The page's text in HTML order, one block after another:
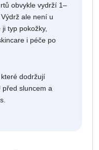
obvykle vydrží 1–
ale není u
typ pokožky,
i péče po
dodržují
sluncem a